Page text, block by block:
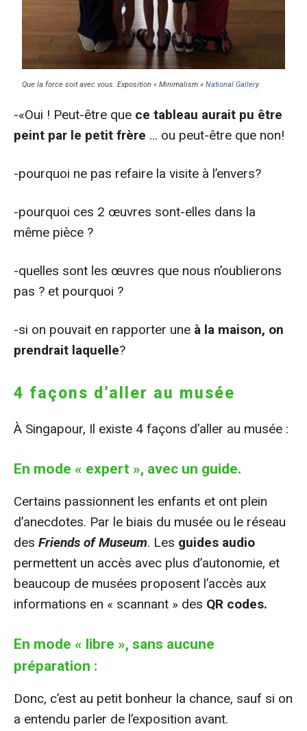
Que la force soit avec vous. Exposition « Minimalism » National Gallery
-«Oui ! Peut-être que ce tableau aurait pu être
peint par le petit frère … ou peut-être que non!
-pourquoi ne pas refaire la visite à l’envers?
-pourquoi ces 2 œuvres sont-elles dans la
même pièce ?
-quelles sont les œuvres que nous n’oublierons
pas ? et pourquoi ?
-si on pouvait en rapporter une à la maison, on
prendrait laquelle?
4 façons d’aller au musée
À Singapour, Il existe 4 façons d’aller au musée :
En mode « expert », avec un guide.
Certains passionnent les enfants et ont plein
d’anecdotes. Par le biais du musée ou le réseau
des Friends of Museum. Les guides audio
permettent un accès avec plus d’autonomie, et
beaucoup de musées proposent l’accès aux
informations en « scannant » des QR codes.
En mode « libre », sans aucune
préparation :
Donc, c’est au petit bonheur la chance, sauf si on
a entendu parler de l’exposition avant.